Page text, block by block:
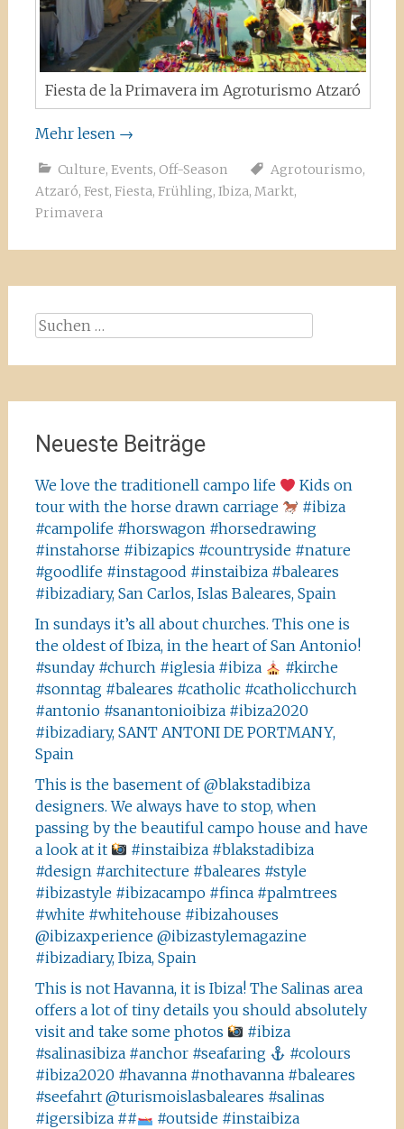
Fiesta de la Primavera im Agroturismo Atzaró
Mehr lesen →
Culture, Events, Off-Season Agrotourismo,
Atzaró, Fest, Fiesta, Frühling, Ibiza, Markt,
Primavera
Suchen
nach:
Neueste Beiträge
We love the traditionell campo life
Kids on
tour with the horse drawn carriage
#ibiza
#campolife #horswagon #horsedrawing
#instahorse #ibizapics #countryside #nature
#goodlife #instagood #instaibiza #baleares
#ibizadiary, San Carlos, Islas Baleares, Spain
In sundays it’s all about churches. This one is
the oldest of Ibiza, in the heart of San Antonio!
#sunday #church #iglesia #ibiza
#kirche
#sonntag #baleares #catholic #catholicchurch
#antonio #sanantonioibiza #ibiza2020
#ibizadiary, SANT ANTONI DE PORTMANY,
Spain
This is the basement of @blakstadibiza
designers. We always have to stop, when
passing by the beautiful campo house and have
a look at it
#instaibiza #blakstadibiza
#design #architecture #baleares #style
#ibizastyle #ibizacampo #finca #palmtrees
#white #whitehouse #ibizahouses
@ibizaxperience @ibizastylemagazine
#ibizadiary, Ibiza, Spain
This is not Havanna, it is Ibiza! The Salinas area
offers a lot of tiny details you should absolutely
visit and take some photos
#ibiza
#salinasibiza #anchor #seafaring
#colours
#ibiza2020 #havanna #nothavanna #baleares
#seefahrt @turismoislasbaleares #salinas
#igersibiza ##
#outside #instaibiza